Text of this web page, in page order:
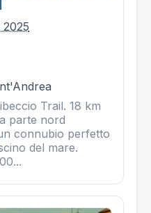
2025
Trail. 18 km
parte nord
connubio perfetto
del mare.